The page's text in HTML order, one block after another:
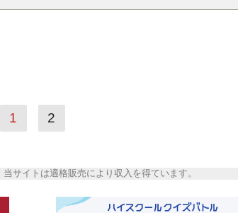
1 2
サイトは適格販売により収入を得ています。